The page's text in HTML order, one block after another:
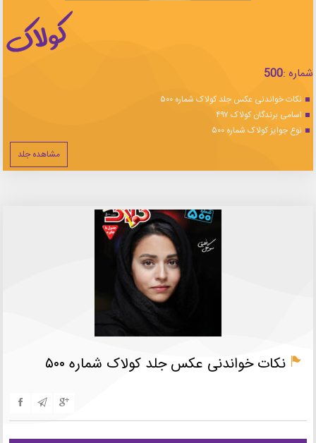
شماره :500
نکات خواندنی عکس جلد کولاک شماره ۵۰۰
اسامی برندگان کولاک ۴۹۷
نوع جوایز کولاک شماره ۵۰۰
مشاهده جلد
نکات خواندنی عکس جلد کولاک شماره ۵۰۰